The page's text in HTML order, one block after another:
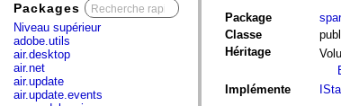
Packages
Niveau supérieur
adobe.utils
air.desktop
air.net
air.update
air.update.events
Package
Classe
Héritage
Implémente